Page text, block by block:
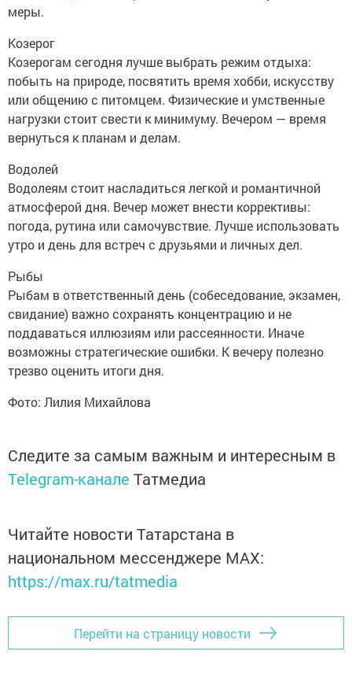
меры.
Козерог
Козерогам сегодня лучше выбрать режим отдыха:
побыть на природе, посвятить время хобби, искусству
или общению с питомцем. Физические и умственные
нагрузки стоит свести к минимуму. Вечером — время
вернуться к планам и делам.
Водолей
Водолеям стоит насладиться легкой и романтичной
атмосферой дня. Вечер может внести коррективы:
погода, рутина или самочувствие. Лучше использовать
утро и день для встреч с друзьями и личных дел.
Рыбы
Рыбам в ответственный день (собеседование, экзамен,
свидание) важно сохранять концентрацию и не
поддаваться иллюзиям или рассеянности. Иначе
возможны стратегические ошибки. К вечеру полезно
трезво оценить итоги дня.
Фото: Лилия Михайлова
Следите за самым важным и интересным в
Telegram-канале Татмедиа
Читайте новости Татарстана в
национальном мессенджере MАХ:
https://max.ru/tatmedia
Перейти на страницу новости